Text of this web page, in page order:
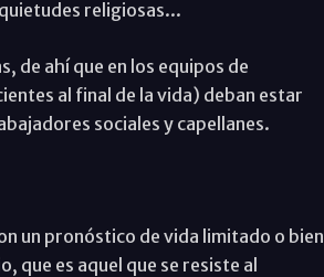
religiosas...
de ahí que en los equipos de
al final de la vida) deban estar
sociales y capellanes.
un pronóstico de vida limitado o bien
que es aquel que se resiste al